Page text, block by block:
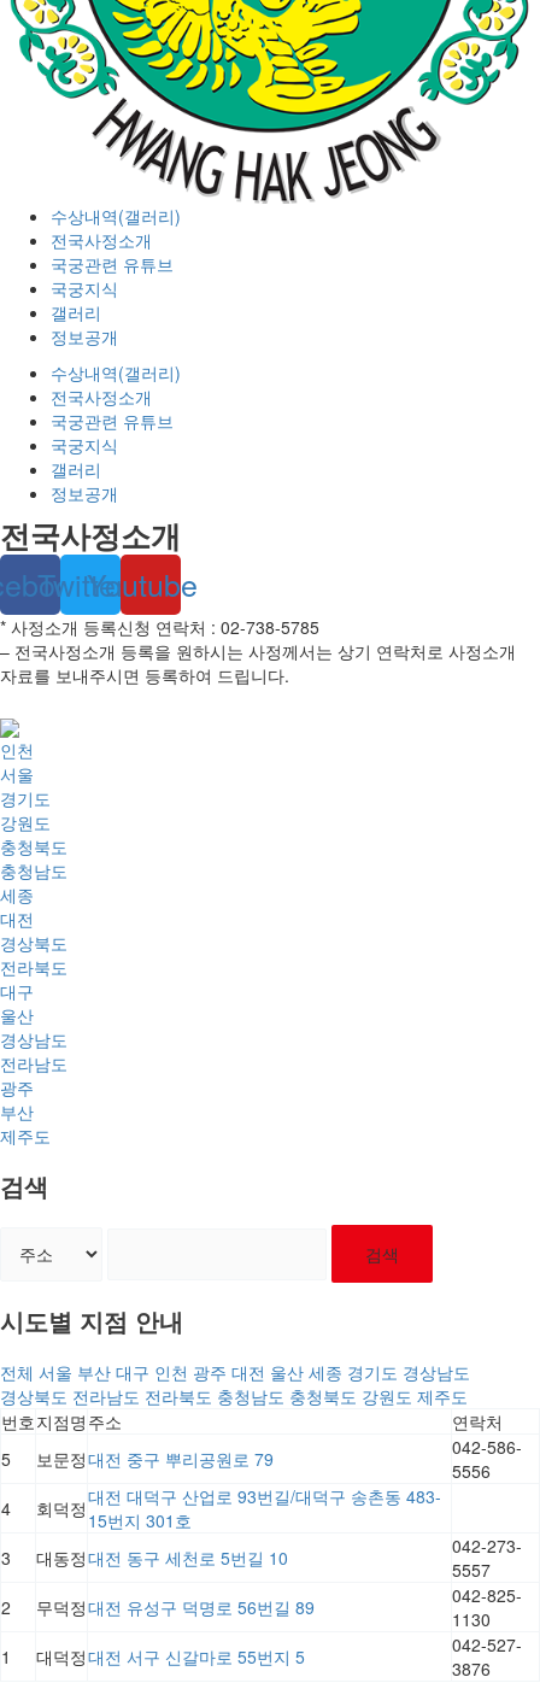
수상내역(갤러리)
전국사정소개
국궁관련 유튜브
국궁지식
갤러리
정보공개
수상내역(갤러리)
전국사정소개
국궁관련 유튜브
국궁지식
갤러리
정보공개
전국사정소개
TwitterYoutube
* 사정소개 등록신청 연락처 : 02-738-5785
– 전국사정소개 등록을 원하시는 사정께서는 상기 연락처로 사정소개
자료를 보내주시면 등록하여 드립니다.
인천
서울
경기도
강원도
충청북도
충청남도
세종
대전
경상북도
전라북도
대구
울산
경상남도
전라남도
광주
부산
제주도
검색
검색
시도별 지점 안내
전체 서울 부산 대구 인천 광주 대전 울산 세종 경기도 경상남도
경상북도 전라남도 전라북도 충청남도 충청북도 강원도 제주도
번호지점명 주소
연락처
5
보문정대전 중구 뿌리공원로 79
042-586-
5556
4
회덕정대전 대덕구 산업로 93번길/대덕구 송촌동 483-
15번지 301호
3
대동정대전 동구 세천로 5번길 10
042-273-
5557
2
무덕정대전 유성구 덕명로 56번길 89
042-825-
1130
1
대덕정대전 서구 신갈마로 55번지 5
042-527-
3876